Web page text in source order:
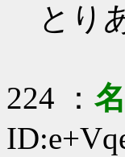
とり
224 ：